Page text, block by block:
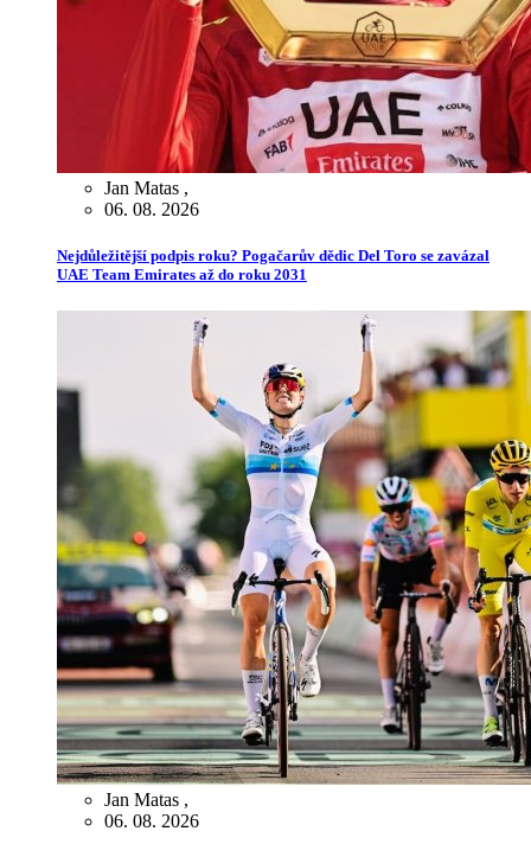
Jan Matas ,
06. 08. 2026
Nejdůležitější podpis roku? Pogačarův dědic Del Toro se zavázal
UAE Team Emirates až do roku 2031
Jan Matas ,
06. 08. 2026